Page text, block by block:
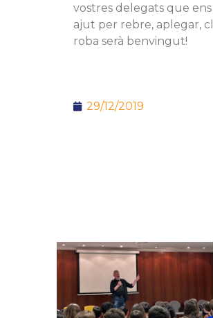
vostres delegats que
ajut per rebre, aplegar,
roba serà benvingut!
29/12/2019